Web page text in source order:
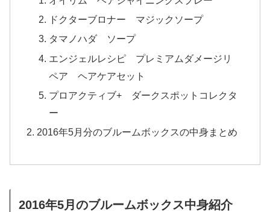
ドクターブロナー マジックソープ
タマノハダ ソープ
エンジェルレシピ プレミアムダメージリ
ペア ヘアケアセット
プロアクティブ+ ダークスポットコレクタ
ー
2016年5月分のブルームボックスの中身まとめ
2016年5月のブルームボックス中身紹介